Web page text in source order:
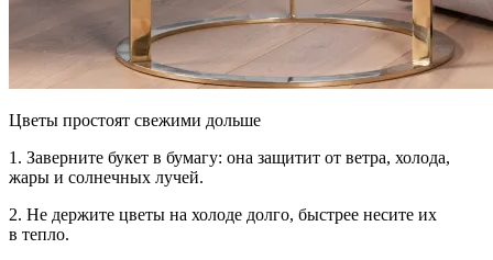
Цветы простоят свежими дольше
1. Заверните букет в бумагу: она защитит от ветра, холода,
жары и солнечных лучей.
2. Не держите цветы на холоде долго, быстрее несите их
в тепло.